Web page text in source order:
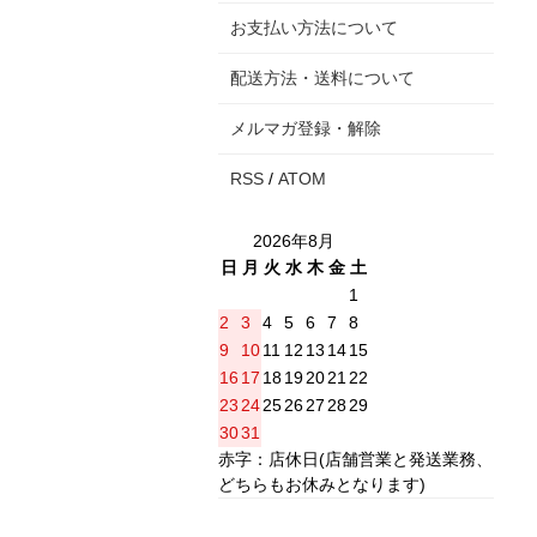
お支払い方法について
配送方法・送料について
メルマガ登録・解除
RSS / ATOM
2026年8月
日
月 火 水 木 金 土
1
2
3 4 5 6 7
8
9
1011 12 13 1415
16 17 18192021 22
23 24252627 2829
3031
赤字：店休日(店舗営業と発送業務、
どちらもお休みとなります)